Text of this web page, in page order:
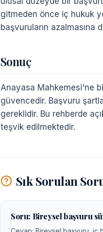
gitmeden önce iç hukuk
başvuruların azalmasına
Sonuç
Anayasa Mahkemesi'ne
güvencedir. Başvuru
gereklidir. Bu rehberde
teşvik edilmektedir.
Sık Sorulan
Soru: Bireysel başvuru